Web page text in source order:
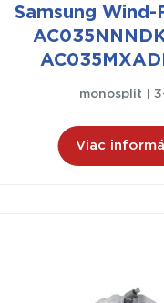
Samsung Wind-
monosplit |
Viac